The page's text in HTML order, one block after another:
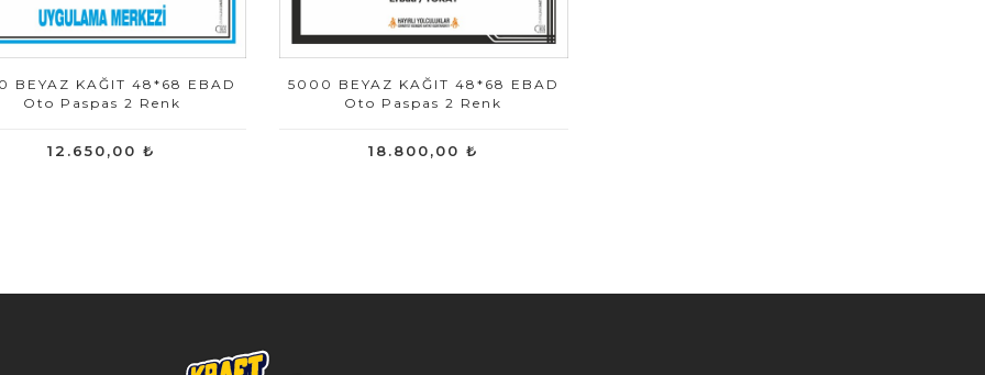
BEYAZ KAĞIT 48*68 EBAD
Oto Paspas 2 Renk
12.650,00 ₺
5000 BEYAZ KAĞIT 48*68 EBAD
Oto Paspas 2 Renk
18.800,00 ₺